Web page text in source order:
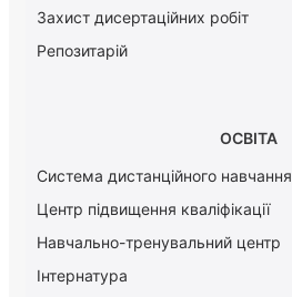
Захист дисертаційних робіт
Репозитарій
ОСВІТА
Система дистанційного навчання
Центр підвищення кваліфікації
Навчально-тренувальний центр
Інтернатура